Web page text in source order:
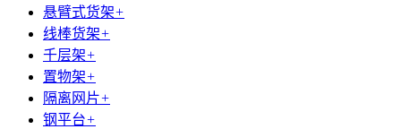
悬臂式货架+
线棒货架+
千层架+
置物架+
隔离网片+
钢平台+